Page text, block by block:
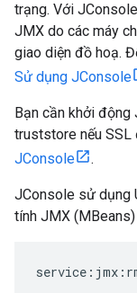
trạng. Với
JMX do các máy
giao diện đồ hoạ.
Sử dụng JConsole
Bạn cần khởi
truststore nếu
JConsole
.
JConsole sử dụng
tính JMX